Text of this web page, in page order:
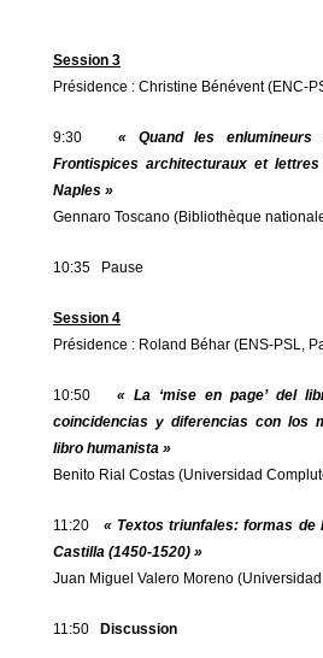
Session 3
Présidence : Christine Bénévent (ENC-
9:30 « Quand les enlumineurs
Frontispices architecturaux et
Naples »
Gennaro Toscano (Bibliothèque
10:35 Pause
Session 4
Présidence : Roland Béhar (ENS-PSL,
10:50 « La ‘mise en page’ del
coincidencias y diferencias con los
libro humanista »
Benito Rial Costas (Universidad
11:20« Textos triunfales: formas de
Castilla (1450-1520) »
Juan Miguel Valero Moreno
11:50 Discussion